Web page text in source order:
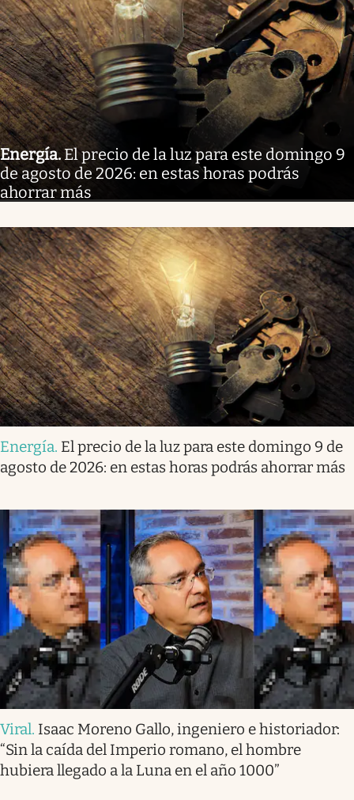
Energía.El precio de la luz para este domingo 9
de agosto de 2026: en estas horas podrás
ahorrar más
Energía. El precio de la luz para este domingo 9 de
agosto de 2026: en estas horas podrás ahorrar más
Viral. Isaac Moreno Gallo, ingeniero e historiador:
“Sin la caída del Imperio romano, el hombre
hubiera llegado a la Luna en el año 1000”